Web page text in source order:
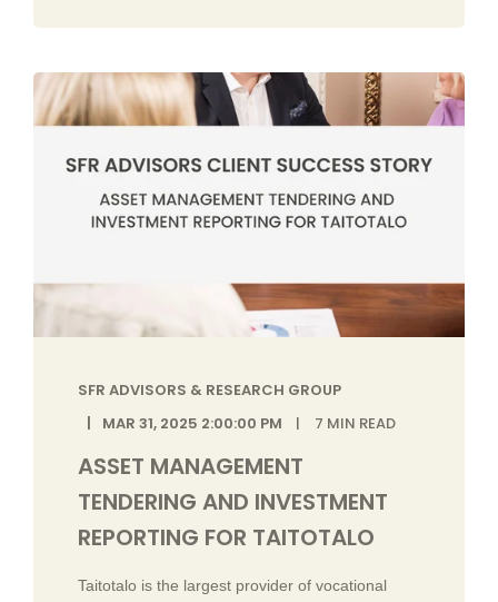
SFR ADVISORS & RESEARCH GROUP
MAR 31, 2025 2:00:00 PM
7 MIN READ
ASSET MANAGEMENT
TENDERING AND INVESTMENT
REPORTING FOR TAITOTALO
Taitotalo is the largest provider of vocational